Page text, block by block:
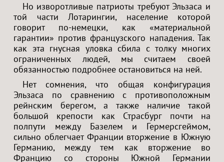
Но изворотливые патриоты требуют Эльзаса и
той части Лотарингии, население которой
говорит по-немецки, как «материальной
гарантии» против французского нападения. Так
как эта гнусная уловка сбила с толку многих
ограниченных людей, мы считаем своей
обязанностью подробнее остановиться на ней.
Нет сомнения, что общая конфигурация
Эльзаса по сравнению с противоположным
рейнским берегом, а также наличие такой
большой крепости как Страсбург почти на
полпути между Базелем и Гермерсгеймом,
сильно облегчает Франции вторжение в Южную
Германию, между тем как вторжение во
Францию со стороны Южной Германии